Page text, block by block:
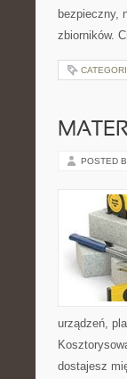
bezpieczny,
zbiorników.
POSTED
urządzeń,
dostajesz